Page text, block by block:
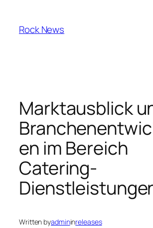
content
Rock News
Marktausblick
en im Bereich
Catering-
Written byadmininreleases